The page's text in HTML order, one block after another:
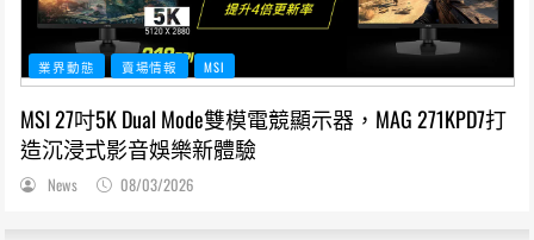
業界動態 賣場情報 MSI
MSI 27吋5K Dual Mode雙模電競顯示器，MAG 271KPD7打
造沉浸式影音娛樂新體驗
News 08/03/2026